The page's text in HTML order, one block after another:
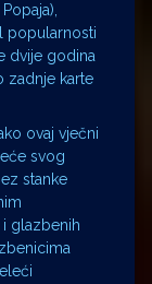
popularnosti
dvije godina
zadnje karte
ovaj vječni
svog
stanke
i glazbenih